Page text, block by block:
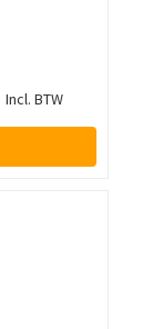
Incl. BTW